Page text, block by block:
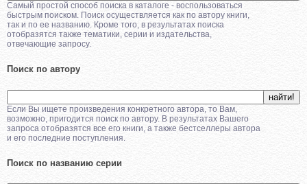
Самый простой способ поиска в каталоге - воспользоваться
быстрым поиском. Поиск осуществляется как по автору книги,
так и по ее названию. Кроме того, в результатах поиска
отобразятся также тематики, серии и издательства,
отвечающие запросу.
Поиск по автору
Если Вы ищете произведения конкретного автора, то Вам,
возможно, пригодится поиск по автору. В результатах Вашего
запроса отобразятся все его книги, а также бестселлеры автора
и его последние поступления.
Поиск по названию серии